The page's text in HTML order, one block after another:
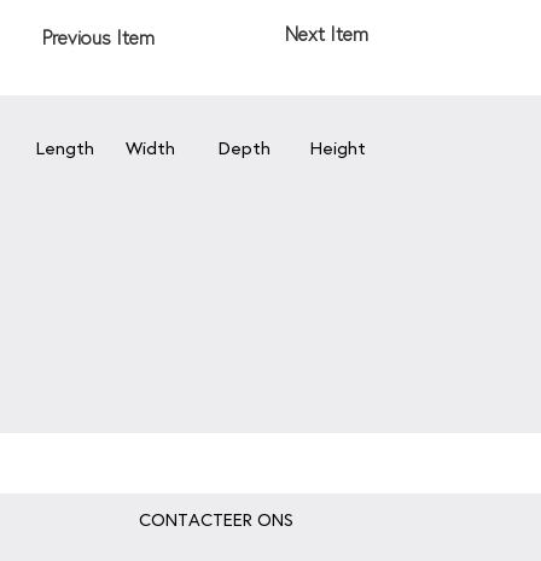
Length Width Depth Height
Next Item
Previous Item
CONTACTEER ONS